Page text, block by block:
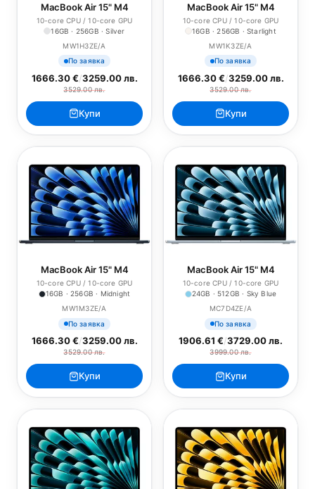
MacBook Air 15" M4
10-core CPU / 10-core GPU
16GB · 256GB · Silver
MW1H3ZE/A
По заявка
1666.30 €/3259.00 лв.
3529.00 лв.
Купи
MacBook Air 15" M4
10-core CPU / 10-core GPU
16GB · 256GB · Starlight
MW1K3ZE/A
По заявка
1666.30 €/3259.00 лв.
3529.00 лв.
Купи
MacBook Air 15" M4
10-core CPU / 10-core GPU
16GB · 256GB · Midnight
MW1M3ZE/A
По заявка
1666.30 €/3259.00 лв.
3529.00 лв.
Купи
MacBook Air 15" M4
10-core CPU / 10-core GPU
24GB · 512GB · Sky Blue
MC7D4ZE/A
По заявка
1906.61 €/3729.00 лв.
3999.00 лв.
Купи